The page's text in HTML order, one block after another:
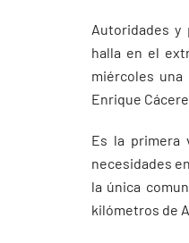
Autoridades y
halla en el
miércoles
Enrique
Es la primera
necesidades
la única
kilómetros de